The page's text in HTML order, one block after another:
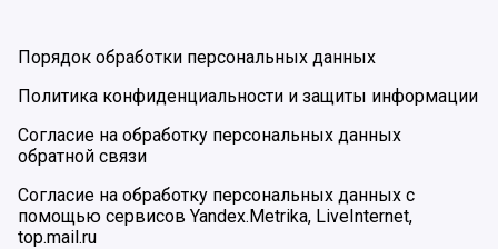
Порядок обработки персональных данных
Политика конфиденциальности и защиты информации
Согласие на обработку персональных данных
обратной связи
Согласие на обработку персональных данных с
помощью сервисов Yandex.Metrika, LiveInternet,
top.mail.ru